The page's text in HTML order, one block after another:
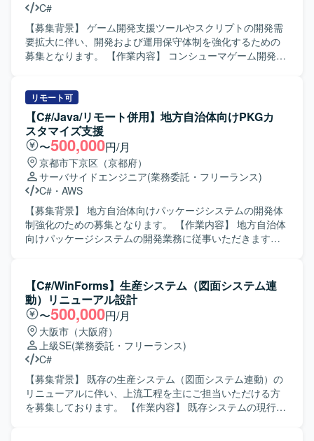
律的に手を動かしていただける方を歓迎いたします。 【ポ
ジションの魅力】 ReactとC#を用いたWebシステム開発に
おいて、フロントエンドとサーバーサイド双方の実装経験
を積むことができます。技術水準の高いリーダーやフォロ
ドにReact、サーバーサイドにC#、データベースにSQL
Serverを利用したWebシステムとなります。
C#
【募集背景】 ゲーム開発支援ツールやスクリプトの開発需
要拡大に伴い、開発および運用保守体制を強化するための
募集となります。 【作業内容】 コンシューマゲーム開発環
いて、開発フローを支援するための機能追加や改善を実施
いたします。また、コンシューマゲーム開発環境の運用保
守サポートとして、担当ツールやジョブの不具合調査や修
正対応のサポートも行っていただきます。 【求める人物
像】 ゲーム開発を支える開発環境やツール開発に意欲的に
取り組める方を求めております。開発フローの効率化や自
動化に関心を持ち、主体的に改善提案を行っていただける
方ですと望ましいです。 【ポジションの魅力】 コンシュー
マゲーム開発を支える基盤となるツールやスクリプトの開
発に携わることができ、開発チーム全体の生産性向上に直
接貢献できるポジションです。ゲーム開発フローや各種開
コンシューマゲーム開発環境向けのツールおよびスクリプ
ト開発となります。
リモート可
【C#/Java/リモート併用】地方自治体向けPKGカ
スタマイズ支援
〜500,000円/月
京都市下京区（京都府）
サーバサイドエンジニア(業務委託・フリーランス)
C# ・ AWS
【募集背景】 地方自治体向けパッケージシステムの開発体
制強化のための募集となります。 【作業内容】 地方自治体
向けパッケージシステムの開発業務に従事いただきます。
知見を活かしながら、関係者と円滑にコミュニケーション
を取りつつ開発を進めていただける方を求めております。
【ポジションの魅力】 自治体向け業務システム開発を通じ
て公共領域の業務知識を深めることができ、パッケージシ
ステムのカスタマイズ経験を積むことができます。 【開発
環境】 C#もしくはJavaを用いた開発環境となります。一部
でAWSなどクラウド環境を利用した開発も想定されており
ます。
【C#/WinForms】生産システム（図面システム連
動）リニューアル設計
〜500,000円/月
大阪市（大阪府）
上級SE(業務委託・フリーランス)
C#
【募集背景】 既存の生産システム（図面システム連動）の
リニューアルに伴い、上流工程を主にご担当いただける方
を募集しております。 【作業内容】 既存システムの現行調